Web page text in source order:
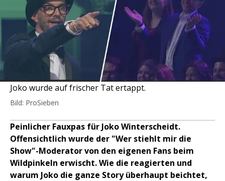
Joko wurde auf frischer Tat ertappt.
Bild: ProSieben
Peinlicher Fauxpas für Joko Winterscheidt.
Offensichtlich wurde der "Wer stiehlt mir die
Show"-Moderator von den eigenen Fans beim
Wildpinkeln erwischt. Wie die reagierten und
warum Joko die ganze Story überhaupt beichtet,